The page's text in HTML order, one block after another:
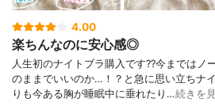
4.00
楽ちんなのに安心感◎
人生初のナイトブラ購入です??今まではノ
のままでいいのか…！？と急に思い立ちナ
りも今ある胸が睡眠中に垂れたり…続きを